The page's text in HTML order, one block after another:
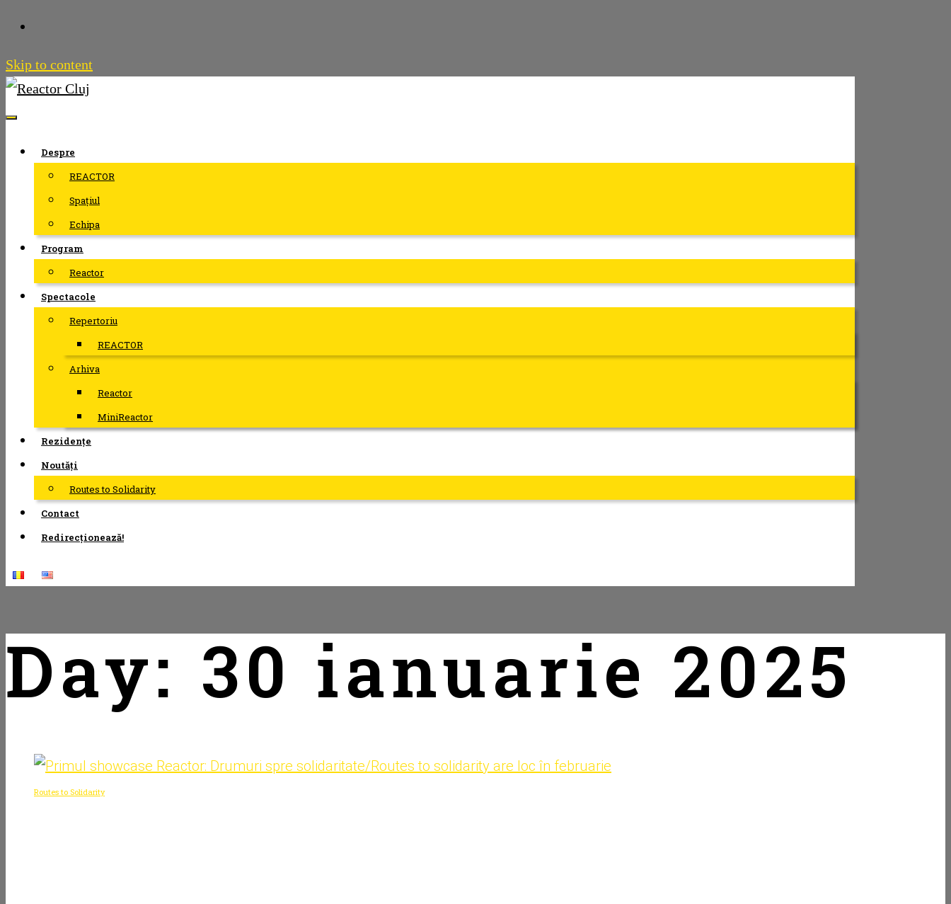
Skip to content
Despre
REACTOR
Spațiul
Echipa
Program
Reactor
Spectacole
Repertoriu
REACTOR
Arhiva
Reactor
MiniReactor
Rezidențe
Noutăți
Routes to Solidarity
Contact
Redirecționează!
Day: 30 ianuarie 2025
Routes to Solidarity